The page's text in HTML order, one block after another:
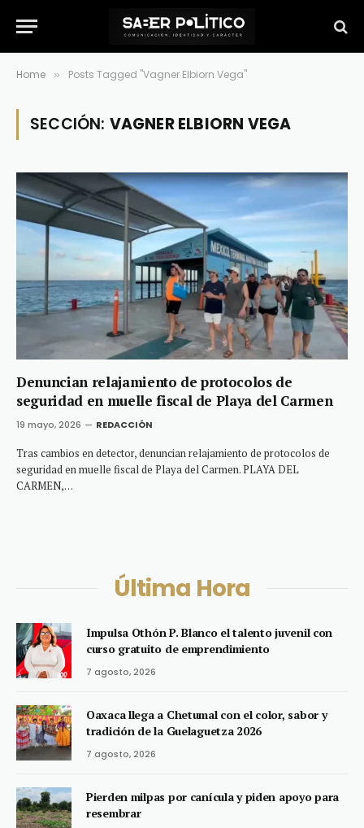
Home » Posts Tagged "Vagner Elbiorn Vega"
SECCIÓN: VAGNER ELBIORN VEGA
Denuncian relajamiento de protocolos de
seguridad en muelle fiscal de Playa del Carmen
19 mayo, 2026 REDACCIÓN
Tras cambios en detector, denuncian relajamiento de protocolos de
seguridad en muelle fiscal de Playa del Carmen. PLAYA DEL
CARMEN,…
Última Hora
Impulsa Othón P. Blanco el talento juvenil con
curso gratuito de emprendimiento
7 agosto, 2026
Oaxaca llega a Chetumal con el color, sabor y
tradición de la Guelaguetza 2026
7 agosto, 2026
Pierden milpas por canícula y piden apoyo para
resembrar